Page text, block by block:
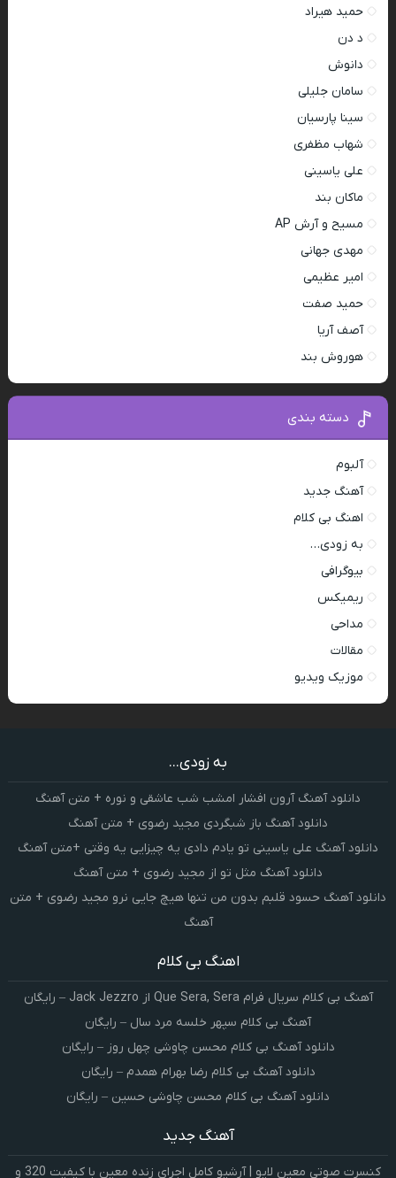
حمید هیراد
د دن
دانوش
سامان جلیلی
سینا پارسیان
شهاب مظفری
علی یاسینی
ماکان بند
مسیح و آرش AP
مهدی جهانی
امیر عظیمی
حمید صفت
آصف آریا
هوروش بند
دسته بندی
آلبوم
آهنگ جدید
اهنگ بی کلام
به زودی…
بیوگرافی
ریمیکس
مداحی
مقالات
موزیک ویدیو
به زودی...
دانلود آهنگ آرون افشار امشب شب عاشقی و نوره + متن آهنگ
دانلود آهنگ باز شبگردی مجید رضوی + متن آهنگ
دانلود آهنگ علی یاسینی تو یادم دادی یه چیزایی یه وقتی +متن آهنگ
دانلود آهنگ مثل تو از مجید رضوی + متن آهنگ
دانلود آهنگ حسود قلبم بدون من تنها هیچ جایی نرو مجید رضوی + متن
آهنگ
اهنگ بی کلام
آهنگ بی کلام سریال فرام Que Sera, Sera از Jack Jezzro – رایگان
آهنگ بی کلام سپهر خلسه مرد سال – رایگان
دانلود آهنگ بی کلام محسن چاوشی چهل روز – رایگان
دانلود آهنگ بی کلام رضا بهرام همدم – رایگان
دانلود آهنگ بی کلام محسن چاوشی حسین – رایگان
آهنگ جدید
کنسرت صوتی معین لایو | آرشیو کامل اجرای زنده معین با کیفیت 320 و